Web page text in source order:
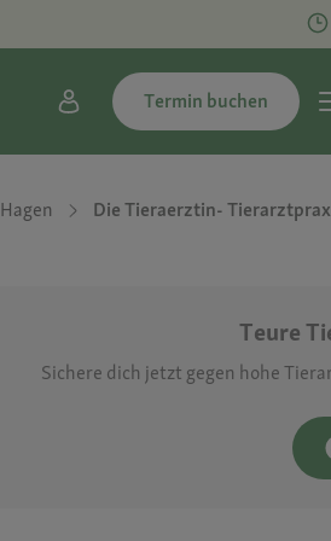
Termin buchen
Hagen Die Tieraerztin-
Teure
Sichere dich jetzt gegen hohe